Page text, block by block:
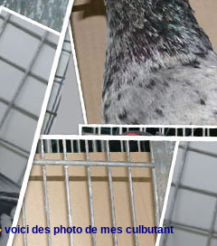
voici des photo de mes culbutant